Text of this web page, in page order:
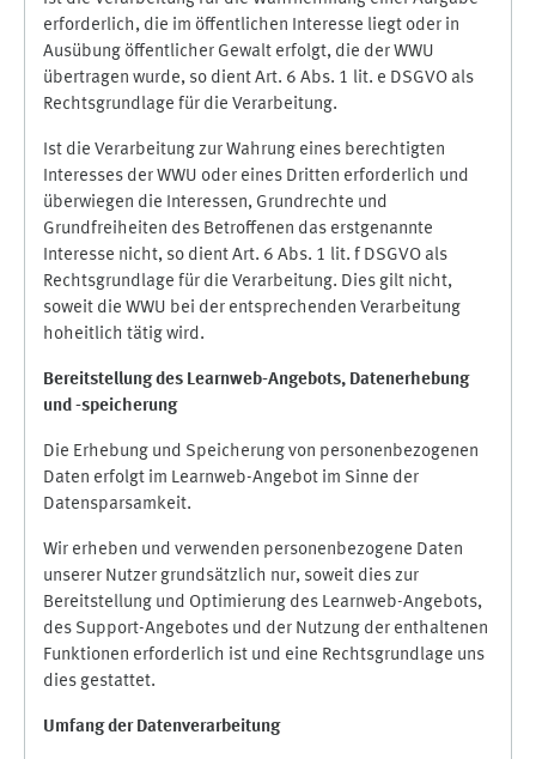
erforderlich, die im öffentlichen Interesse liegt oder in
Ausübung öffentlicher Gewalt erfolgt, die der WWU
übertragen wurde, so dient Art. 6 Abs. 1 lit. e DSGVO als
Rechtsgrundlage für die Verarbeitung.
Ist die Verarbeitung zur Wahrung eines berechtigten
Interesses der WWU oder eines Dritten erforderlich und
überwiegen die Interessen, Grundrechte und
Grundfreiheiten des Betroffenen das erstgenannte
Interesse nicht, so dient Art. 6 Abs. 1 lit. f DSGVO als
Rechtsgrundlage für die Verarbeitung. Dies gilt nicht,
soweit die WWU bei der entsprechenden Verarbeitung
hoheitlich tätig wird.
Bereitstellung des Learnweb-Angebots, Datenerhebung
und -speicherung
Die Erhebung und Speicherung von personenbezogenen
Daten erfolgt im Learnweb-Angebot im Sinne der
Datensparsamkeit.
Wir erheben und verwenden personenbezogene Daten
unserer Nutzer grundsätzlich nur, soweit dies zur
Bereitstellung und Optimierung des Learnweb-Angebots,
des Support-Angebotes und der Nutzung der enthaltenen
Funktionen erforderlich ist und eine Rechtsgrundlage uns
dies gestattet.
Umfang der Datenverarbeitung